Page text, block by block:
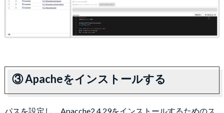
③ Apacheをインストールする
パスを設定し、Apacche2.4.29をインストールするためのス